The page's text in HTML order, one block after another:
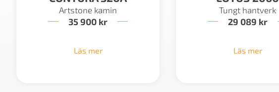
Artstone kamin
35 900 kr
Läs mer
Tungt hantverk
29 089 kr
Läs mer